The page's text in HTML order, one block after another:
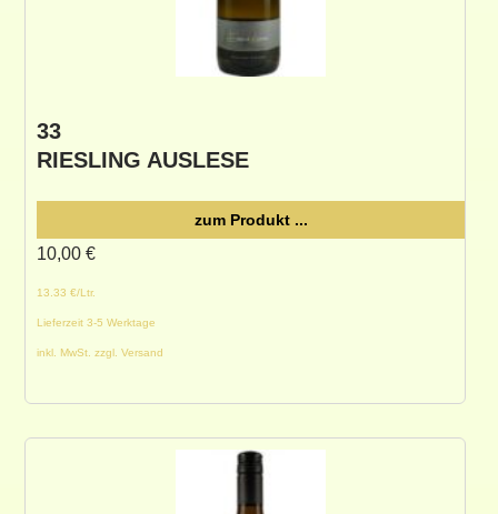
33
RIESLING AUSLESE
13.33 €/Ltr.
Lieferzeit 3-5 Werktage
inkl. MwSt. zzgl. Versand
10,00 €
zum Produkt ...